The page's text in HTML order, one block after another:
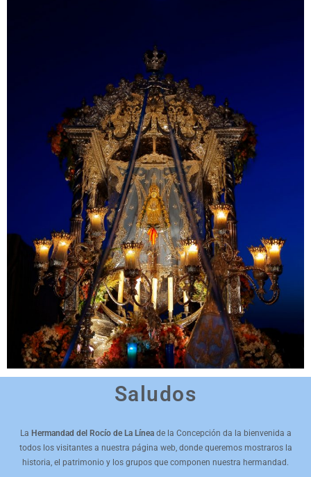
Saludos
La Hermandad del Rocío de La Líneade la Concepción da la bienvenida a
todos los visitantes a nuestra página web, donde queremos mostraros la
historia, el patrimonio y los grupos que componen nuestra hermandad.